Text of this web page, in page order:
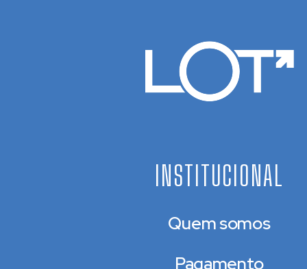
INSTITUCIONAL
Quem somos
Pagamento